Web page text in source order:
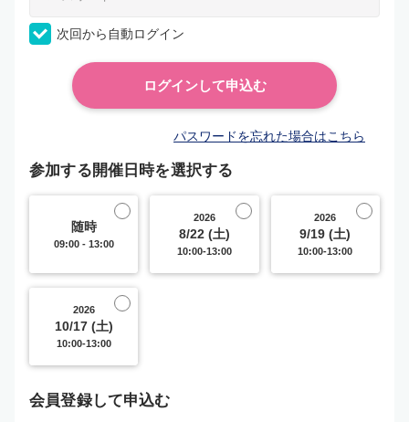
次回から自動ログイン
パスワードを忘れた場合はこちら
参加する開催日時を選択する
随時
09:00 - 13:00
2026
8/22 (土)
10:00-13:00
2026
9/19 (土)
10:00-13:00
2026
10/17 (土)
10:00-13:00
会員登録して申込む